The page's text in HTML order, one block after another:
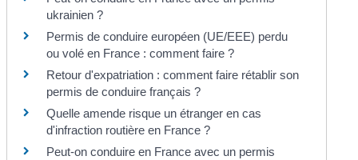
ukrainien ?
Permis de conduire européen (UE/EEE) perdu
ou volé en France : comment faire ?
Retour d'expatriation : comment faire rétablir son
permis de conduire français ?
Quelle amende risque un étranger en cas
d'infraction routière en France ?
Peut-on conduire en France avec un permis